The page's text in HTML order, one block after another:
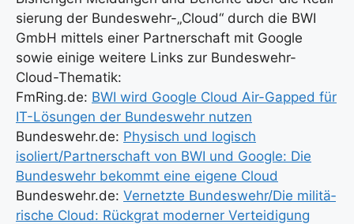
sie­rung der Bundeswehr-„Cloud“ durch die BWI
GmbH mit­tels einer Part­ner­schaft mit Goog­le
sowie eini­ge wei­te­re Links zur Bun­des­wehr-
Cloud-The­ma­tik:
FmRing.de: BWI wird Goog­le Cloud Air-Gap­ped für
IT-Lösun­gen der Bun­des­wehr nut­zen
Bundeswehr.de: Phy­sisch und logisch
isoliert/Partnerschaft von BWI und Goog­le: Die
Bun­des­wehr bekommt eine eige­ne Cloud
Bundeswehr.de: Ver­netz­te Bundeswehr/Die mili­tä­
ri­sche Cloud: Rück­grat moder­ner Ver­tei­di­gung